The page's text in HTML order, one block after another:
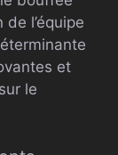
l’équipe
et
le